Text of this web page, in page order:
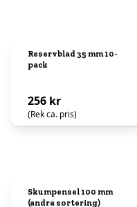
Reservblad 35 mm 10-
pack
256 kr
(Rek ca. pris)
Skumpensel 100 mm
(andra sortering)